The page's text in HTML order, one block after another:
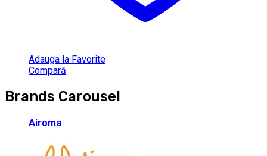
Adauga la Favorite
Compară
Brands Carousel
Airoma